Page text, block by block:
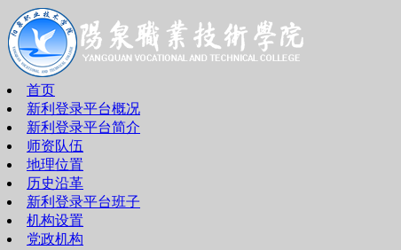
首页
新利登录平台概况
新利登录平台简介
师资队伍
地理位置
历史沿革
新利登录平台班子
机构设置
党政机构